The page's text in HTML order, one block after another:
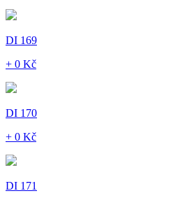
DI 169
+ 0 Kč
DI 170
+ 0 Kč
DI 171